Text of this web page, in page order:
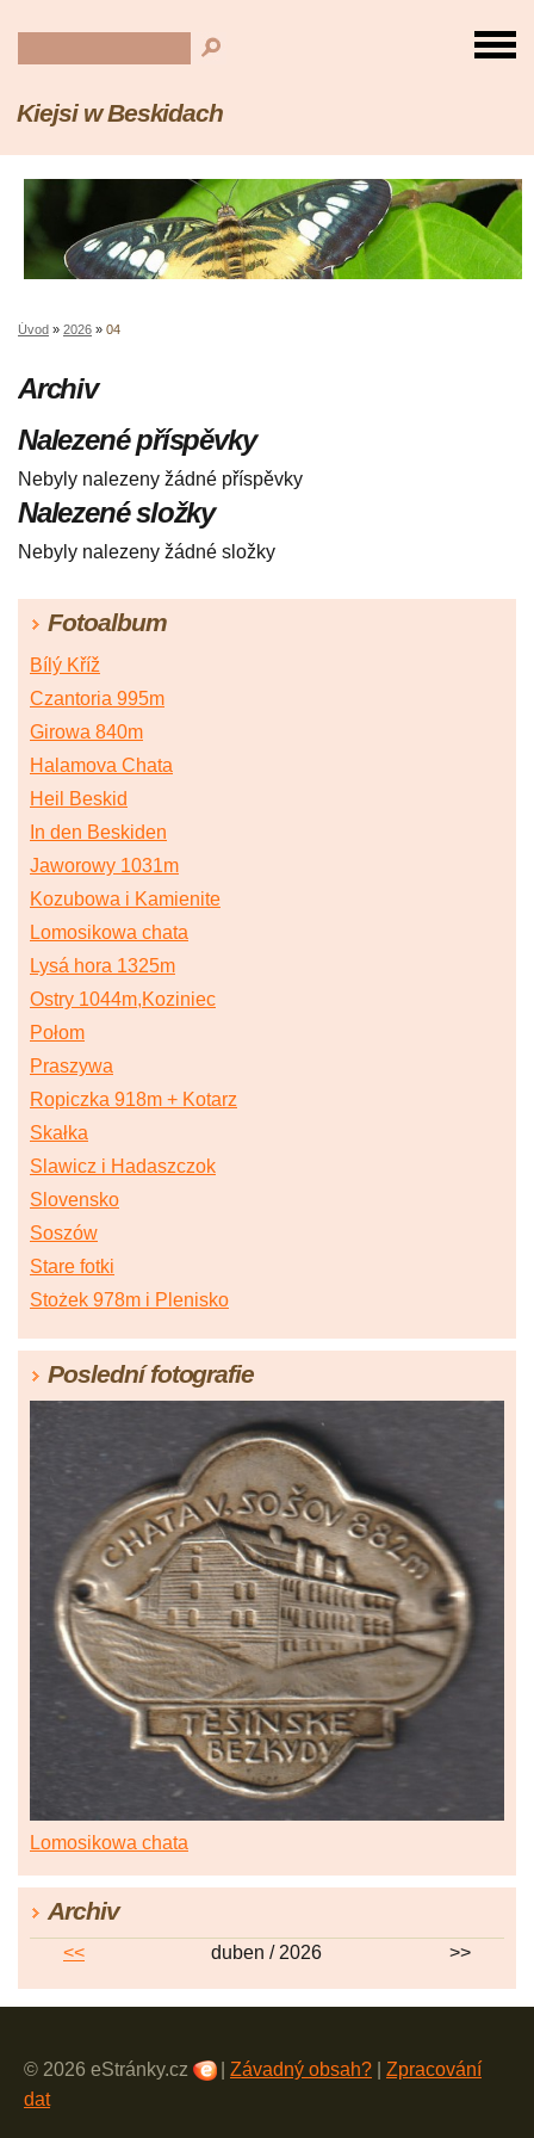
Kiejsi w Beskidach
Úvod » 2026 » 04
Archiv
Nalezené příspěvky
Nebyly nalezeny žádné příspěvky
Nalezené složky
Nebyly nalezeny žádné složky
Fotoalbum
Bílý Kříž
Czantoria 995m
Girowa 840m
Halamova Chata
Heil Beskid
In den Beskiden
Jaworowy 1031m
Kozubowa i Kamienite
Lomosikowa chata
Lysá hora 1325m
Ostry 1044m,Koziniec
Połom
Praszywa
Ropiczka 918m + Kotarz
Skałka
Slawicz i Hadaszczok
Slovensko
Soszów
Stare fotki
Stożek 978m i Plenisko
Poslední fotografie
Lomosikowa chata
Archiv
<< duben / 2026 >>
© 2026 eStránky.cz Závadný obsah?
Zpracování
dat